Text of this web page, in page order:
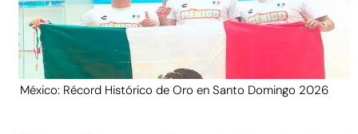
México: Récord Histórico de Oro en Santo Domingo 2026